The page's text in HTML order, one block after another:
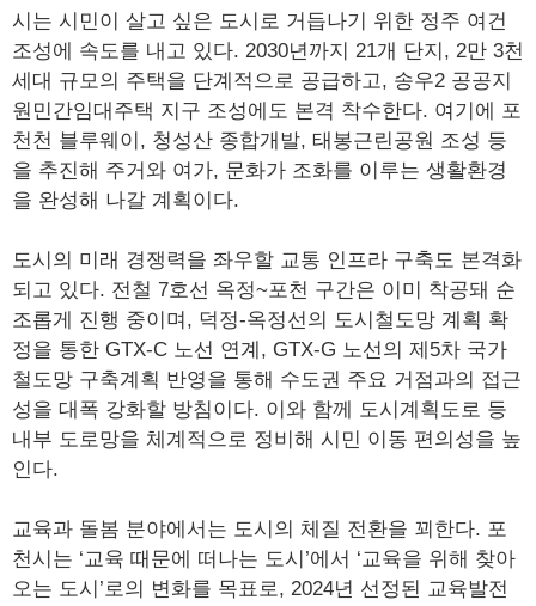
시는 시민이 살고 싶은 도시로 거듭나기 위한 정주 여건
조성에 속도를 내고 있다. 2030년까지 21개 단지, 2만 3천
세대 규모의 주택을 단계적으로 공급하고, 송우2 공공지
원민간임대주택 지구 조성에도 본격 착수한다. 여기에 포
천천 블루웨이, 청성산 종합개발, 태봉근린공원 조성 등
을 추진해 주거와 여가, 문화가 조화를 이루는 생활환경
을 완성해 나갈 계획이다.
도시의 미래 경쟁력을 좌우할 교통 인프라 구축도 본격화
되고 있다. 전철 7호선 옥정~포천 구간은 이미 착공돼 순
조롭게 진행 중이며, 덕정-옥정선의 도시철도망 계획 확
정을 통한 GTX-C 노선 연계, GTX-G 노선의 제5차 국가
철도망 구축계획 반영을 통해 수도권 주요 거점과의 접근
성을 대폭 강화할 방침이다. 이와 함께 도시계획도로 등
내부 도로망을 체계적으로 정비해 시민 이동 편의성을 높
인다.
교육과 돌봄 분야에서는 도시의 체질 전환을 꾀한다. 포
천시는 ‘교육 때문에 떠나는 도시’에서 ‘교육을 위해 찾아
오는 도시’로의 변화를 목표로, 2024년 선정된 교육발전